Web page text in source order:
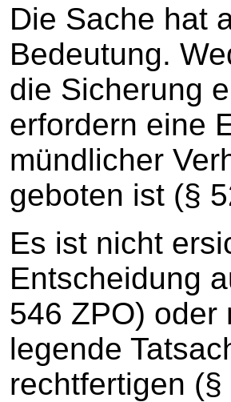
Die Sache hat
Bedeutung.
die Sicherung
erfordern eine
mündlicher
geboten ist (§
Es ist nicht
Entscheidung
546 ZPO) oder
legende
rechtfertigen